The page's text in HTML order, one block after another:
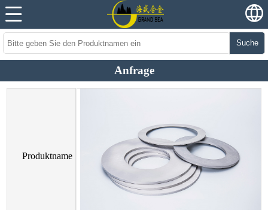
Suche
Anfrage
Produktname